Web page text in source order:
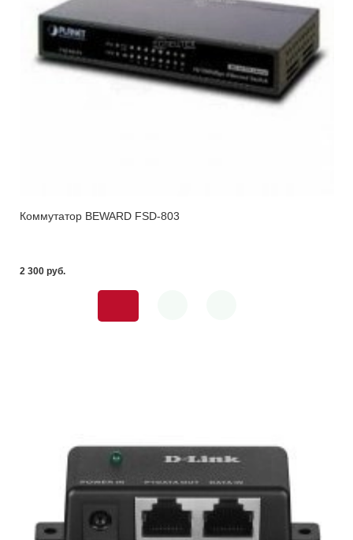
Коммутатор BEWARD FSD-803
2 300 pуб.